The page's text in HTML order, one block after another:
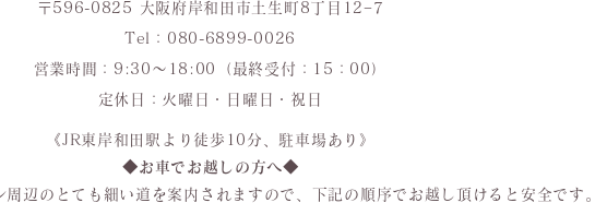
〒596-0825 大阪府岸和田市土生町8丁目12−7
Tel： 080-6899-0026
営業時間：9:30〜18:00（最終受付：15：00）
定休日：火曜日・日曜日・祝日
《JR東岸和田駅より徒歩10分、駐車場あり》
◆お車でお越しの方へ◆
辺のとても細い道を案内されますので、下記の順序でお越し頂けると安全です。